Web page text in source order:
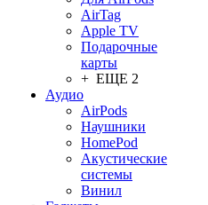
AirTag
Apple TV
Подарочные
карты
+ ЕЩЕ 2
Аудио
AirPods
Наушники
HomePod
Акустические
системы
Винил